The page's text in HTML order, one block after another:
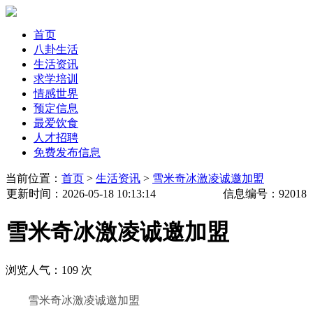
首页
八卦生活
生活资讯
求学培训
情感世界
预定信息
最爱饮食
人才招聘
免费发布信息
当前位置： 首页 > 生活资讯 > 雪米奇冰激凌诚邀加盟
更新时间 ：2026-05-18 10:13:14 信息编号： 92018
雪米奇冰激凌诚邀加盟
浏览人气： 109 次
雪米奇冰激凌诚邀加盟